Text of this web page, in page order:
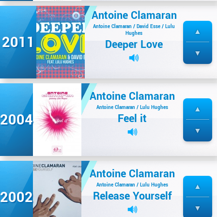
2011
Antoine Clamaran
Antoine Clamaran / David Esse / Lulu
Hughes
Deeper Love
2004
Antoine Clamaran
Antoine Clamaran / Lulu Hughes
Feel it
2002
Antoine Clamaran
Antoine Clamaran / Lulu Hughes
Release Yourself